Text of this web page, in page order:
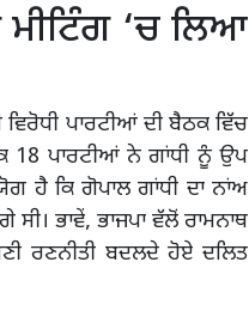
‘ਚ ਲਿਆ
ਪਾਰਟੀਆਂ ਦੀ ਬੈਠਕ ਵਿੱਚ
18 ਪਾਰਟੀਆਂ ਨੇ ਗਾਂਧੀ ਨੂੰ ਉਪ
ਹੈ ਕਿ ਗੋਪਾਲ ਗਾਂਧੀ ਦਾ ਨਾਂਅ
ਭਾਵੇਂ, ਭਾਜਪਾ ਵੱਲੋਂ ਰਾਮਨਾਥ
ਰਣਨੀਤੀ ਬਦਲਦੇ ਹੋਏ ਦਲਿਤ